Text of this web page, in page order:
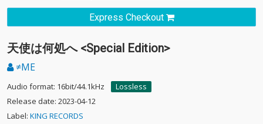
Express Checkout
天使は何処へ <Special Edition>
≠ME
Audio format: 16bit/44.1kHz
Lossless
Release date: 2023-04-12
Label: KING RECORDS